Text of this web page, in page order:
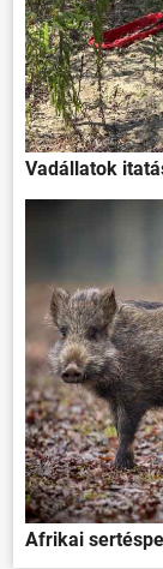
Vadállatok
Afrikai